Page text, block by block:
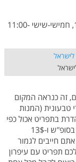
שעות פתיחה: שני-רביעי, ראשון 11:00-18:00, חמישי-שישי 11:00-
זה כנראה המקום
טבעונית (המנות
בתפריט אכול כפי
יכולתך זול במיוחד (17$ באמצע השבוע, 20$ בסופ"ש ו-13$
חייבים לגמור
תפריט עם עיפרון